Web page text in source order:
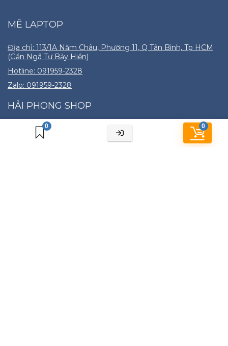
0 0
MÊ LAPTOP
Địa chỉ: 113/1A Năm Châu, Phường 11, Q Tân Bình, Tp HCM
(Gần Ngã Tư Bảy Hiền)
Hotline: 091959-2328
Zalo: 091959-2328
HẢI PHONG SHOP
Cửa hàng